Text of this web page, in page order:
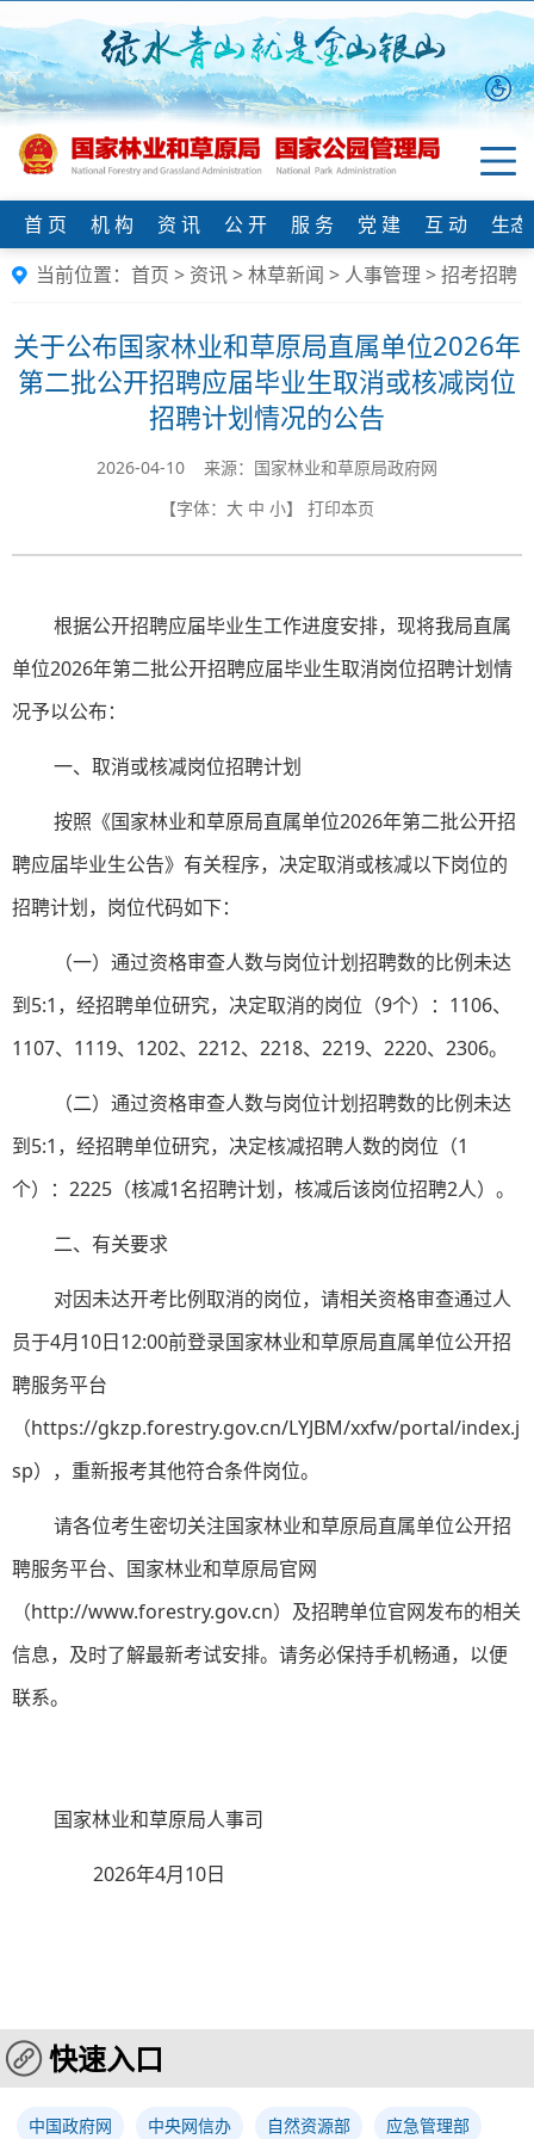
首 页 机 构 资 讯 公 开 服 务 党 建 互 动
生
当前位置： 首页 > 资讯>林草新闻 > 人事管理>招考招聘
关于公布国家林业和草原局直属单位2026年
第二批公开招聘应届毕业生取消或核减岗位
招聘计划情况的公告
2026-04-10 来源：国家林业和草原局政府网
【字体： 大 中 小】 打印本页
根据公开招聘应届毕业生工作进度安排，现将我局直属
单位2026年第二批公开招聘应届毕业生取消岗位招聘计划情
况予以公布：
一、取消或核减岗位招聘计划
按照《国家林业和草原局直属单位2026年第二批公开招
聘应届毕业生公告》有关程序，决定取消或核减以下岗位的
招聘计划，岗位代码如下：
（一）通过资格审查人数与岗位计划招聘数的比例未达
到5:1，经招聘单位研究，决定取消的岗位（9个）：1106、
1107、1119、1202、2212、2218、2219、2220、2306。
（二）通过资格审查人数与岗位计划招聘数的比例未达
到5:1，经招聘单位研究，决定核减招聘人数的岗位（1
个）：2225（核减1名招聘计划，核减后该岗位招聘2人）。
二、有关要求
对因未达开考比例取消的岗位，请相关资格审查通过人
员于4月10日12:00前登录国家林业和草原局直属单位公开招
聘服务平台
（https://gkzp.forestry.gov.cn/LYJBM/xxfw/portal/index.j
sp），重新报考其他符合条件岗位。
请各位考生密切关注国家林业和草原局直属单位公开招
聘服务平台、国家林业和草原局官网
（http://www.forestry.gov.cn）及招聘单位官网发布的相关
信息，及时了解最新考试安排。请务必保持手机畅通，以便
联系。
国家林业和草原局人事司
2026年4月10日
快速入口
中国政府网 中央网信办 自然资源部 应急管理部